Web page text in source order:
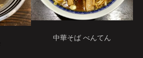
中華そば べんてん